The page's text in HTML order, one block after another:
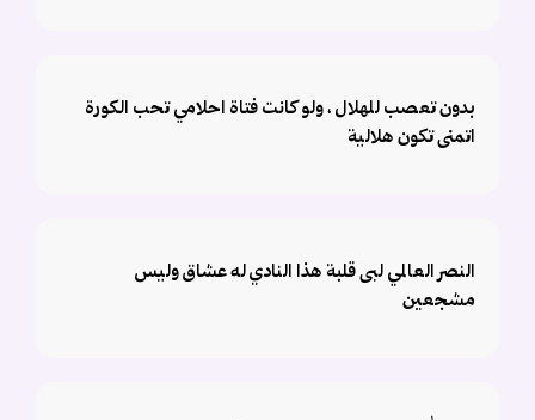
بدون تعصب للهلال ، ولو كانت فتاة احلامي تحب الكورة
اتمنى تكون هلالية
النصر العالمي لبى قلبة هذا النادي له عشاق وليس
مشجعين